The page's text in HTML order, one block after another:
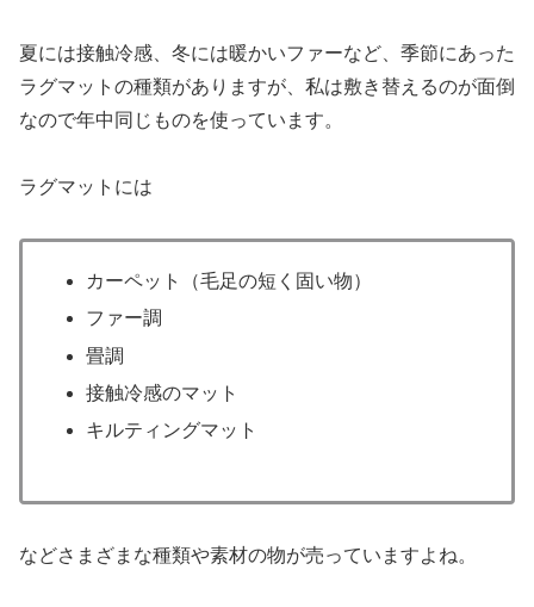
夏には接触冷感、冬には暖かいファーなど、 季節にあった
ラグマットの種類がありますが、 私は敷き替えるのが面倒
なので年中同じものを使っていま す。
ラグマットには
カーペット（毛足の短く固い物）
ファー調
畳調
接触冷感のマット
キルティングマット
などさまざまな種類や素材の物が売っていますよね。